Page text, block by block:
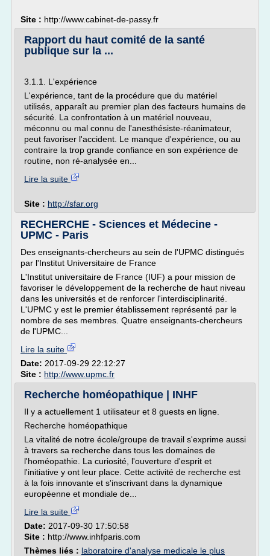
Site : http://www.cabinet-de-passy.fr
Rapport du haut comité de la santé
publique sur la ...
3.1.1. L'expérience
L'expérience, tant de la procédure que du matériel
utilisés, apparaît au premier plan des facteurs humains de
sécurité. La confrontation à un matériel nouveau,
méconnu ou mal connu de l'anesthésiste-réanimateur,
peut favoriser l'accident. Le manque d'expérience, ou au
contraire la trop grande confiance en son expérience de
routine, non ré-analysée en...
Lire la suite
Site : http://sfar.org
RECHERCHE - Sciences et Médecine -
UPMC - Paris
Des enseignants-chercheurs au sein de l'UPMC distingués
par l'Institut Universitaire de France
L'Institut universitaire de France (IUF) a pour mission de
favoriser le développement de la recherche de haut niveau
dans les universités et de renforcer l'interdisciplinarité.
L'UPMC y est le premier établissement représenté par le
nombre de ses membres. Quatre enseignants-chercheurs
de l'UPMC...
Lire la suite
Date: 2017-09-29 22:12:27
Site : http://www.upmc.fr
Recherche homéopathique | INHF
Il y a actuellement 1 utilisateur et 8 guests en ligne.
Recherche homéopathique
La vitalité de notre école/groupe de travail s'exprime aussi
à travers sa recherche dans tous les domaines de
l'homéopathie. La curiosité, l'ouverture d'esprit et
l'initiative y ont leur place. Cette activité de recherche est
à la fois innovante et s'inscrivant dans la dynamique
européenne et mondiale de...
Lire la suite
Date: 2017-09-30 17:50:58
Site : http://www.inhfparis.com
Thèmes liés : laboratoire d'analyse medicale le plus